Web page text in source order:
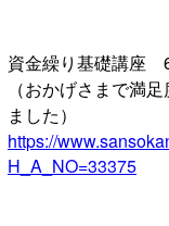
資金繰り基礎講座
（おかげさまで満
ました）
https://
H_A_NO=33375